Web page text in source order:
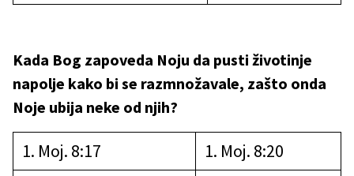
Kada Bog zapoveda Noju da pusti životinje
napolje kako bi se razmnožavale, zašto onda
Noje ubija neke od njih?
1. Moj. 8:17
1. Moj. 8:20